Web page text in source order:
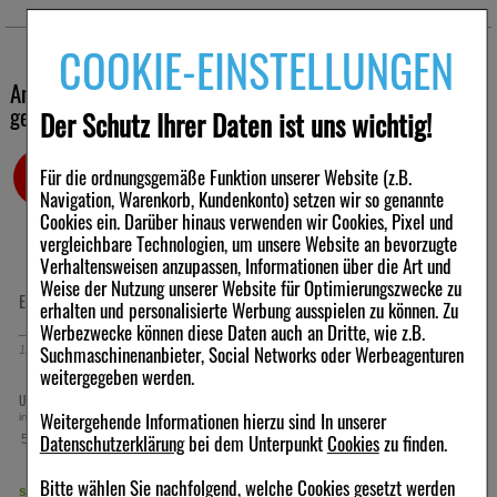
COOKIE-EINSTELLUNGEN
Der Schutz Ihrer Daten ist uns wichtig!
Für die ordnungsgemäße Funktion unserer Website (z.B.
Navigation, Warenkorb, Kundenkonto) setzen wir so genannte
Cookies ein. Darüber hinaus verwenden wir Cookies, Pixel und
vergleichbare Technologien, um unsere Website an bevorzugte
Verhaltensweisen anzupassen, Informationen über die Art und
Weise der Nutzung unserer Website für Optimierungszwecke zu
erhalten und personalisierte Werbung ausspielen zu können. Zu
Werbezwecke können diese Daten auch an Dritte, wie z.B.
Suchmaschinenanbieter, Social Networks oder Werbeagenturen
weitergegeben werden.
Weitergehende Informationen hierzu sind In unserer
Datenschutzerklärungbei dem UnterpunktCookieszu finden.
Bitte wählen Sie nachfolgend, welche Cookies gesetzt werden
pH-Wert:
Die Anwendung:
Anwaschen den reichhaltigen Schaum erzeugen. Zum Baden
EUBOS FLÜSSIG WASCH+DUSCH BLAU dem einlaufenden
Das Ergebnis:
Der hautneutrale pH-Wert (5,5) schützt und stabilisiert die
natürliche Biosphäre der Haut, auch bei regelmäßiger Anwendung.
Sie fühlt sich nach der Reinigung porentief sauber, erfrischt und
glatt an.
Die hervorragende Hautverträglichkeit ist dermatologisch bestätigt.
Unsere Empfehlung:
Als wohltuende, entspannende Pflege nach der Hautreinigung
empfehlen wir die Anwendung einer Körperlotion wie z. B. EUBOS
für trockene Haut.
Ingredients
Andere Kunden haben ebenfalls folgende Produkte
gekauft
EUBOS FEST blau unparfümiert
125 g Seife
6,60 €
UVP:
inkl. MwSt zzgl.Versand
52,80 €pro 1 kg
-7%
sofort lieferbar
IMODIUM akut lingual
Schmelztabletten
12St Schmelztabletten
inkl. MwSt zzgl.Versand
-45,5%
sofort lieferbar